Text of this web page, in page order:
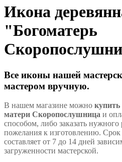
Икона
"Богоматерь
Все иконы нашей
мастером вручную.
В нашем магазине можно
матери Скоропослушница и
способом, либо заказать нужного
пожелания к изготовлению. Срок
составляет от 7 до 14 дней
загруженности мастерской.